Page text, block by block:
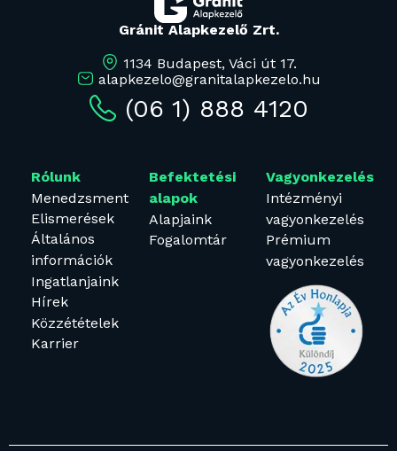
Gránit Alapkezelő Zrt.
1134 Budapest, Váci út 17.
alapkezelo@granitalapkezelo.hu
(06 1) 888 4120
Rólunk
Menedzsment
Elismerések
Általános
információk
Ingatlanjaink
Hírek
Közzétételek
Karrier
Befektetési
alapok
Alapjaink
Fogalomtár
Vagyonkezelés
Intézményi
vagyonkezelés
Prémium
vagyonkezelés